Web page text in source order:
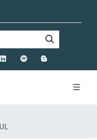
LinkedinSpotify